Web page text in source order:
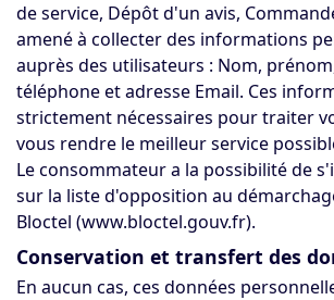
de service, Dépôt d'un avis,
amené à collecter des informations
auprès des utilisateurs : Nom,
téléphone et adresse Email. Ces
strictement nécessaires pour traiter
vous rendre le meilleur service
Le consommateur a la possibilité de
sur la liste d'opposition au
Bloctel (www.bloctel.gouv.fr).
Conservation et transfert des
En aucun cas, ces données